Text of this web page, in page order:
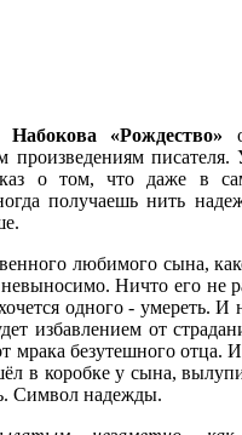
«Рождество»
произведениям писателя.
о том, что даже в
получаешь нить
любимого сына,
невыносимо. Ничто его не
одного - умереть. И
избавлением от
мрака безутешного отца.
в коробке у сына,
Символ надежды.